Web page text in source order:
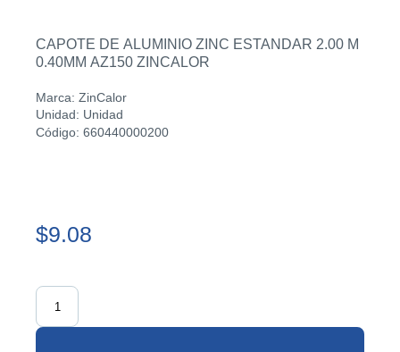
CAPOTE DE ALUMINIO ZINC ESTANDAR 2.00 M
0.40MM AZ150 ZINCALOR
Marca: ZinCalor
Unidad: Unidad
Código: 660440000200
$9.08